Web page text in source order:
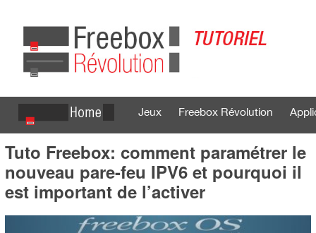
Jeux Freebox Révolution
Se connecter S'inscrire
Tuto Freebox: comment paramétrer le
nouveau pare-feu IPV6 et pourquoi il
est important de l’activer